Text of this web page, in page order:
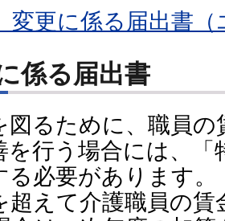
更に係る届出書（
係る届出書
図るために、職員
を行う場合には、
必要があります。
超えて介護職員の